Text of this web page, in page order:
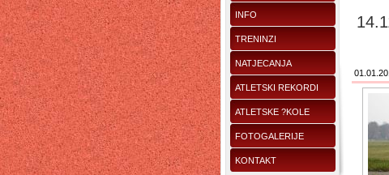
INFO
TRENINZI
NATJECANJA
ATLETSKI REKORDI
ATLETSKE ?KOLE
FOTOGALERIJE
KONTAKT